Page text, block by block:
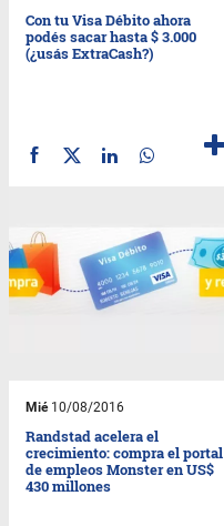
Con tu Visa Débito ahora
podés sacar hasta $ 3.000
(¿usás ExtraCash?)
Mié10/08/2016
Randstad acelera el
crecimiento: compra el portal
de empleos Monster en US$
430 millones